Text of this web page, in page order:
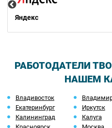
Яндекс
РАБОТОДАТЕЛИ
НАШЕМ
Владивосток
Екатеринбург
Иркутск
Калининград
Калуга